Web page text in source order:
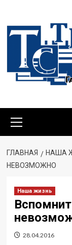
содержимому
меню
ГЛАВНАЯ НАША
НЕВОЗМОЖНО
Наша жизнь
28.04.2016